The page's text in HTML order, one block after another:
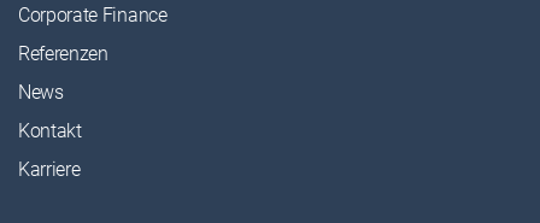
Corporate Finance
Referenzen
News
Kontakt
Karriere